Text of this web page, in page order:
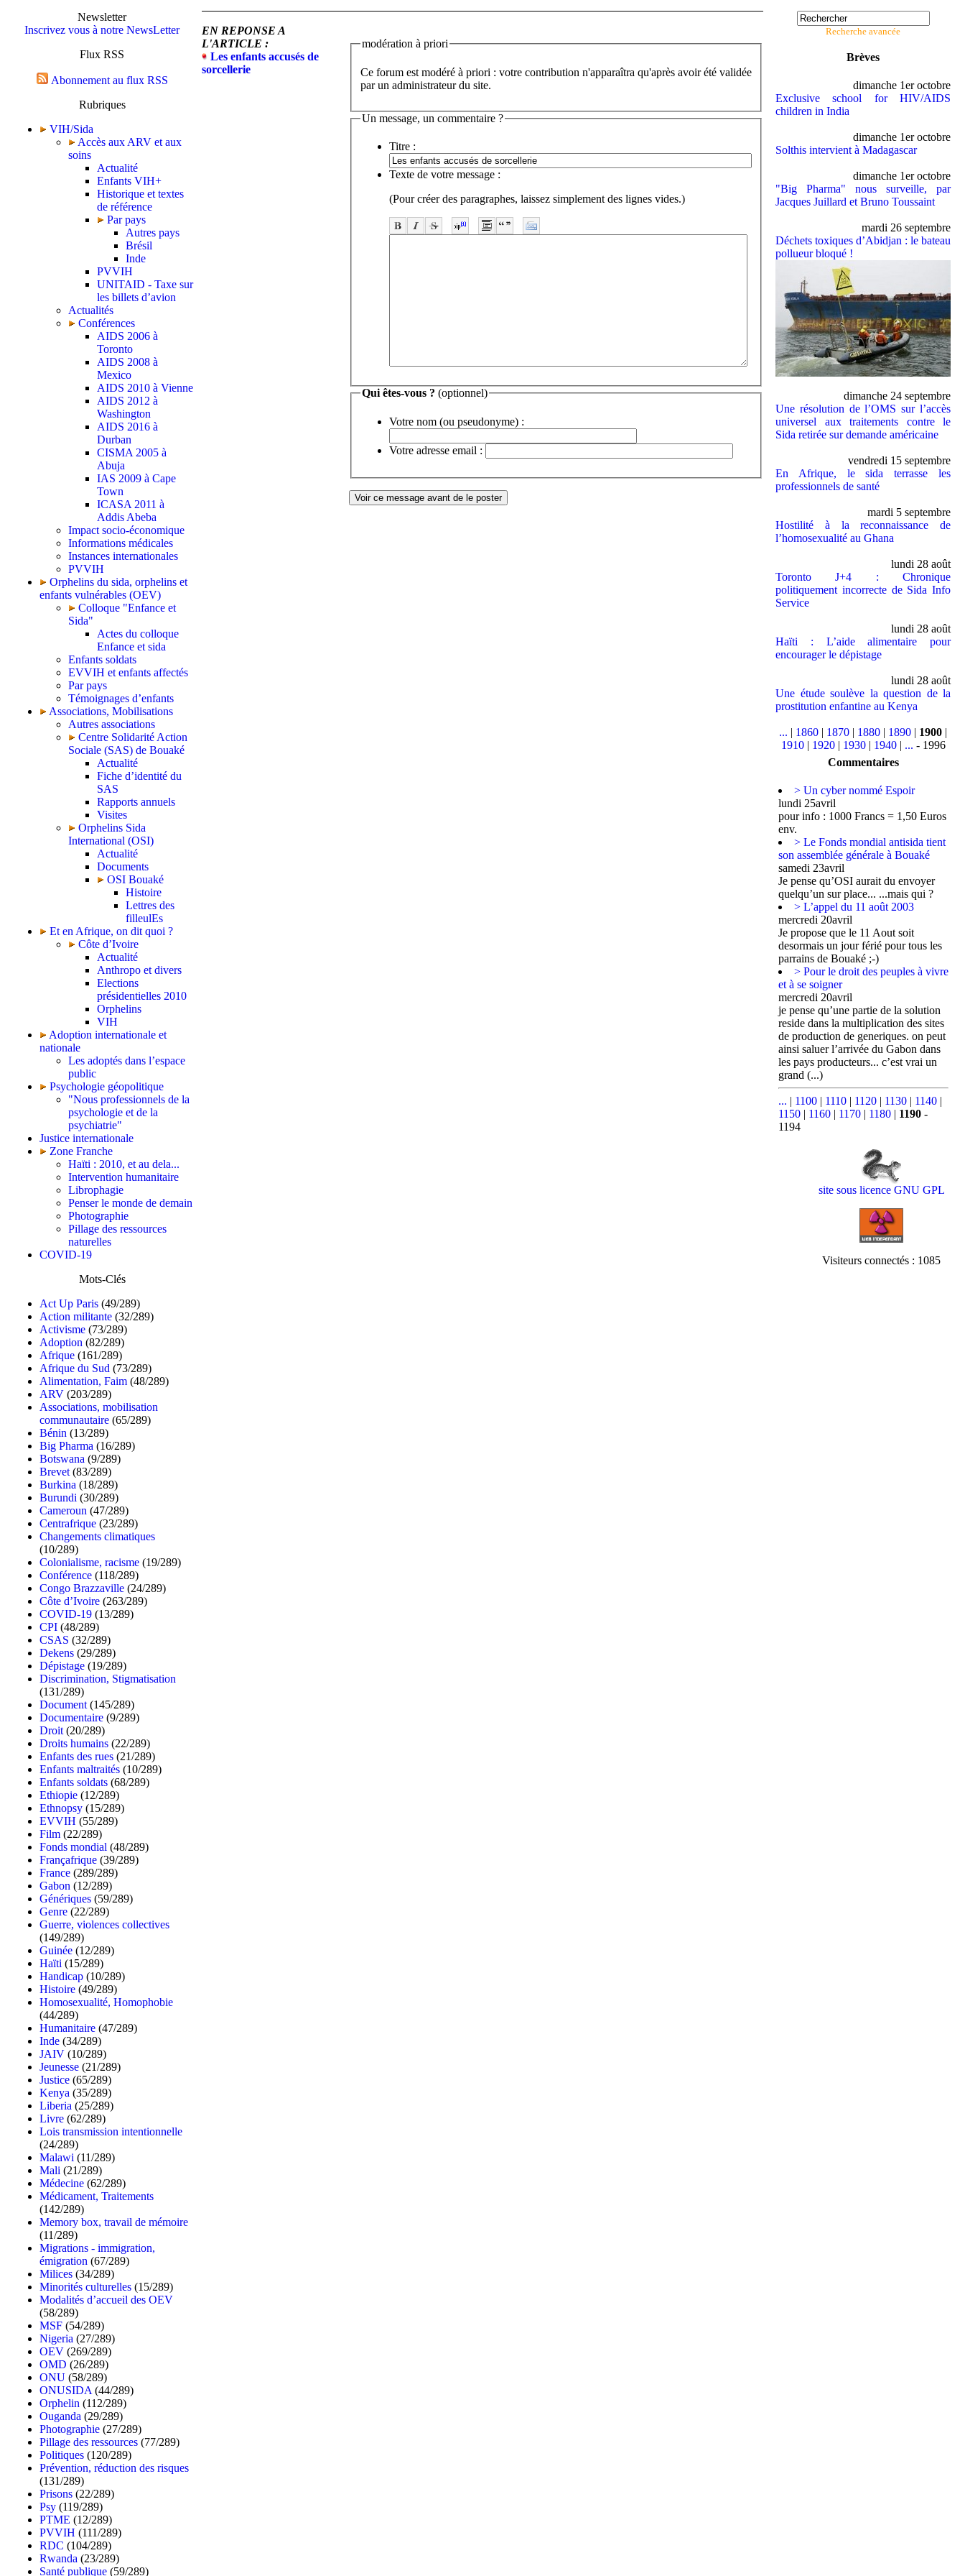
Newsletter
Inscrivez vous à notre NewsLetter
Flux RSS
Abonnement au flux RSS
Rubriques
VIH/Sida
Accès aux ARV et aux
soins
Actualité
Enfants VIH+
Historique et textes
de référence
Par pays
Autres pays
Brésil
Inde
PVVIH
UNITAID - Taxe sur
les billets d’avion
Actualités
Conférences
AIDS 2006 à
Toronto
AIDS 2008 à
Mexico
AIDS 2010 à Vienne
AIDS 2012 à
Washington
AIDS 2016 à
Durban
CISMA 2005 à
Abuja
IAS 2009 à Cape
Town
ICASA 2011 à
Addis Abeba
Impact socio-économique
Informations médicales
Instances internationales
PVVIH
Orphelins du sida, orphelins et
enfants vulnérables (OEV)
Colloque "Enfance et
Sida"
Actes du colloque
Enfance et sida
Enfants soldats
EVVIH et enfants affectés
Par pays
Témoignages d’enfants
Associations, Mobilisations
Autres associations
Centre Solidarité Action
Sociale (SAS) de Bouaké
Actualité
Fiche d’identité du
SAS
Rapports annuels
Visites
Orphelins Sida
International (OSI)
Actualité
Documents
OSI Bouaké
Histoire
Lettres des
filleulEs
Et en Afrique, on dit quoi ?
Côte d’Ivoire
Actualité
Anthropo et divers
Elections
présidentielles 2010
Orphelins
VIH
Adoption internationale et
nationale
Les adoptés dans l’espace
public
Psychologie géopolitique
"Nous professionnels de la
psychologie et de la
psychiatrie"
Justice internationale
Zone Franche
Haïti : 2010, et au dela...
Intervention humanitaire
Librophagie
Penser le monde de demain
Photographie
Pillage des ressources
naturelles
COVID-19
Mots-Clés
Act Up Paris (49/289)
Action militante (32/289)
Activisme (73/289)
Adoption (82/289)
Afrique (161/289)
Afrique du Sud (73/289)
Alimentation, Faim (48/289)
ARV (203/289)
Associations, mobilisation
communautaire (65/289)
Bénin (13/289)
Big Pharma (16/289)
Botswana (9/289)
Brevet (83/289)
Burkina (18/289)
Burundi (30/289)
Cameroun (47/289)
Centrafrique (23/289)
Changements climatiques
(10/289)
Colonialisme, racisme (19/289)
Conférence (118/289)
Congo Brazzaville (24/289)
Côte d’Ivoire (263/289)
COVID-19 (13/289)
CPI (48/289)
CSAS (32/289)
Dekens (29/289)
Dépistage (19/289)
Discrimination, Stigmatisation
(131/289)
Document (145/289)
Documentaire (9/289)
Droit (20/289)
Droits humains (22/289)
Enfants des rues (21/289)
Enfants maltraités (10/289)
Enfants soldats (68/289)
Ethiopie (12/289)
Ethnopsy (15/289)
EVVIH (55/289)
Film (22/289)
Fonds mondial (48/289)
Françafrique (39/289)
France (289/289)
Gabon (12/289)
Génériques (59/289)
Genre (22/289)
Guerre, violences collectives
(149/289)
Guinée (12/289)
Haïti (15/289)
Handicap (10/289)
Histoire (49/289)
Homosexualité, Homophobie
(44/289)
Humanitaire (47/289)
Inde (34/289)
JAIV (10/289)
Jeunesse (21/289)
Justice (65/289)
Kenya (35/289)
Liberia (25/289)
Livre (62/289)
Lois transmission intentionnelle
(24/289)
Malawi (11/289)
Mali (21/289)
Médecine (62/289)
Médicament, Traitements
(142/289)
Memory box, travail de mémoire
(11/289)
Migrations - immigration,
émigration (67/289)
Milices (34/289)
Minorités culturelles (15/289)
Modalités d’accueil des OEV
(58/289)
MSF (54/289)
Nigeria (27/289)
OEV (269/289)
OMD (26/289)
ONU (58/289)
ONUSIDA (44/289)
Orphelin (112/289)
Ouganda (29/289)
Photographie (27/289)
Pillage des ressources (77/289)
Politiques (120/289)
Prévention, réduction des risques
(131/289)
Prisons (22/289)
Psy (119/289)
PTME (12/289)
PVVIH (111/289)
RDC (104/289)
Rwanda (23/289)
Santé publique (59/289)
EN REPONSE A
L'ARTICLE :
Les enfants accusés de
sorcellerie
modération à priori
Ce forum est modéré à priori : votre contribution n'apparaîtra qu'après avoir été validée
par un administrateur du site.
Un message, un commentaire ?
Titre :
Texte de votre message :
(Pour créer des paragraphes, laissez simplement des lignes vides.)
-
-
-
-
-
-
-
-
-
Qui êtes-vous ? (optionnel)
Votre nom (ou pseudonyme) :
Votre adresse email :
Recherche avancée
Brèves
dimanche 1er octobre
Exclusive school for HIV/AIDS
children in India
dimanche 1er octobre
Solthis intervient à Madagascar
dimanche 1er octobre
"Big Pharma" nous surveille, par
Jacques Juillard et Bruno Toussaint
mardi 26 septembre
Déchets toxiques d’Abidjan : le bateau
pollueur bloqué !
dimanche 24 septembre
Une résolution de l’OMS sur l’accès
universel aux traitements contre le
Sida retirée sur demande américaine
vendredi 15 septembre
En Afrique, le sida terrasse les
professionnels de santé
mardi 5 septembre
Hostilité à la reconnaissance de
l’homosexualité au Ghana
lundi 28 août
Toronto J+4 : Chronique
politiquement incorrecte de Sida Info
Service
lundi 28 août
Haïti : L’aide alimentaire pour
encourager le dépistage
lundi 28 août
Une étude soulève la question de la
prostitution enfantine au Kenya
... | 1860 | 1870 | 1880 | 1890 | 1900 |
1910 | 1920 | 1930 | 1940 | ... - 1996
Commentaires
> Un cyber nommé Espoir
lundi 25avril
pour info : 1000 Francs = 1,50 Euros
env.
> Le Fonds mondial antisida tient
son assemblée générale à Bouaké
samedi 23avril
Je pense qu’OSI aurait du envoyer
quelqu’un sur place... ...mais qui ?
> L’appel du 11 août 2003
mercredi 20avril
Je propose que le 11 Aout soit
desormais un jour férié pour tous les
parrains de Bouaké ;-)
> Pour le droit des peuples à vivre
et à se soigner
mercredi 20avril
je pense qu’une partie de la solution
reside dans la multiplication des sites
de production de generiques. on peut
ainsi saluer l’arrivée du Gabon dans
les pays producteurs... c’est vrai un
grand (...)
... | 1100 | 1110 | 1120 | 1130 | 1140 |
1150 | 1160 | 1170 | 1180 | 1190-
1194
site sous licence GNU GPL
Visiteurs connectés : 1085